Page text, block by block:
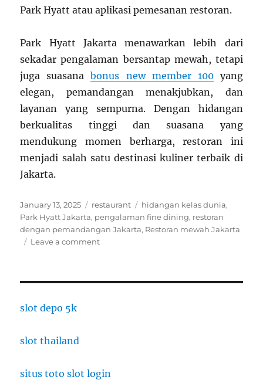
Park Hyatt atau aplikasi pemesanan restoran.
Park Hyatt Jakarta menawarkan lebih dari
sekadar pengalaman bersantap mewah, tetapi
juga suasanabonus new member 100yang
elegan, pemandangan menakjubkan, dan
layanan yang sempurna. Dengan hidangan
berkualitas tinggi dan suasana yang
mendukung momen berharga, restoran ini
menjadi salah satu destinasi kuliner terbaik di
Jakarta.
Posted
on
January 13, 2025 Categories
restaurant Tags
hidangan kelas dunia,
Park Hyatt Jakarta, pengalaman fine dining, restoran
dengan pemandangan Jakarta, Restoran mewah Jakarta
Leave a commenton
slot depo 5k
slot thailand
situs toto slot login